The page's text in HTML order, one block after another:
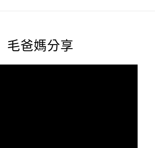
毛爸媽分享